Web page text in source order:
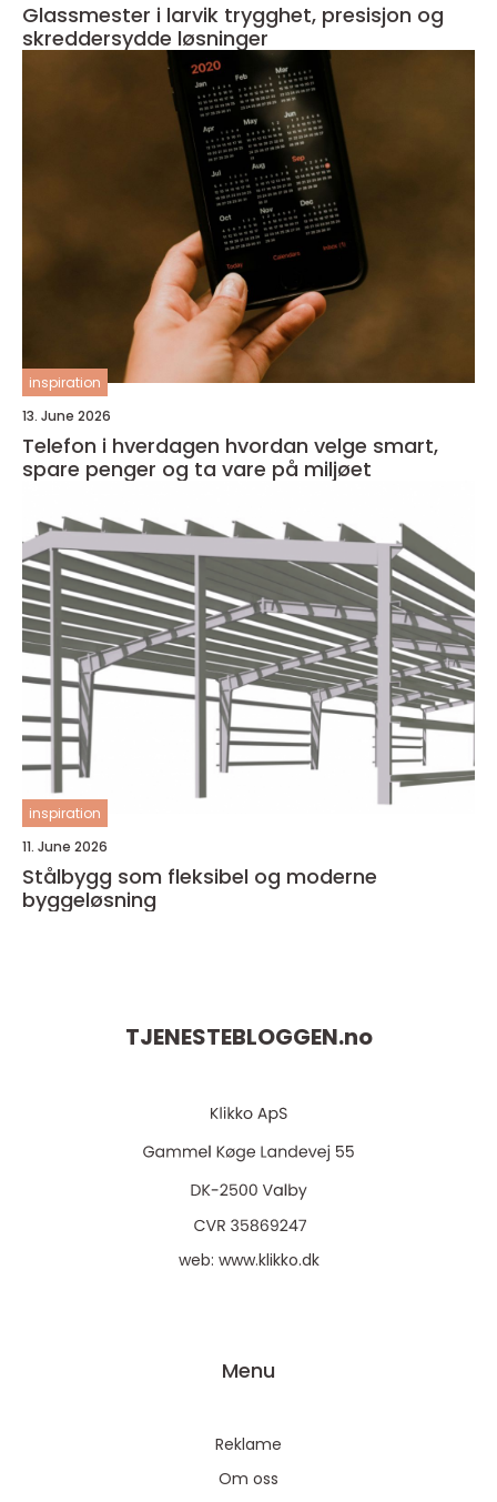
Glassmester i larvik trygghet, presisjon og
skreddersydde løsninger
inspiration
13. June 2026
Telefon i hverdagen hvordan velge smart,
spare penger og ta vare på miljøet
inspiration
11. June 2026
Stålbygg som fleksibel og moderne
byggeløsning
TJENESTEBLOGGEN.no
web: www.klikko.dk
Menu
Reklame
Om oss